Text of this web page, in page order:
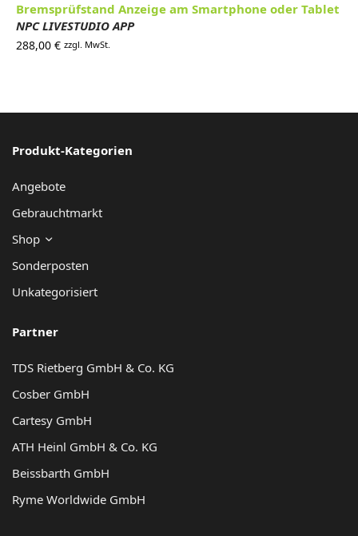
Bremsprüfstand Anzeige am Smartphone oder Tablet
NPC LIVESTUDIO APP
288,00 € zzgl. MwSt.
Produkt-Kategorien
Angebote
Gebrauchtmarkt
Shop
Sonderposten
Unkategorisiert
Partner
TDS Rietberg GmbH & Co. KG
Cosber GmbH
Cartesy GmbH
ATH Heinl GmbH & Co. KG
Beissbarth GmbH
Ryme Worldwide GmbH